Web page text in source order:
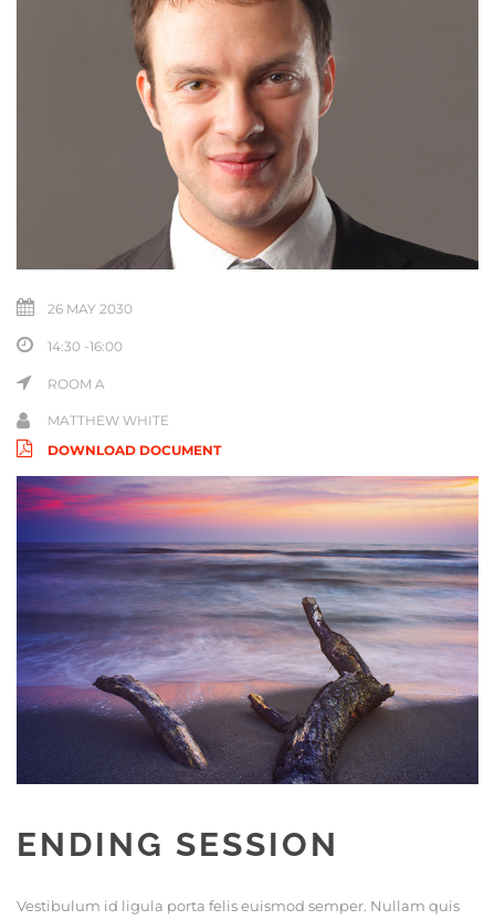
26 MAY 2030
14:30 -16:00
ROOM A
MATTHEW WHITE
DOWNLOAD DOCUMENT
ENDING SESSION
Vestibulum id ligula porta felis euismod semper. Nullam quis